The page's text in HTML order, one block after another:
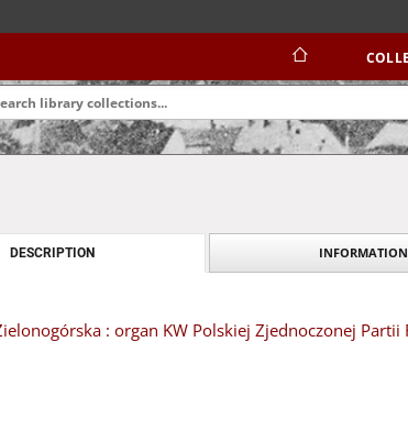
DESCRIPTION INFORMATION
: organ KW Polskiej Zjednoczonej